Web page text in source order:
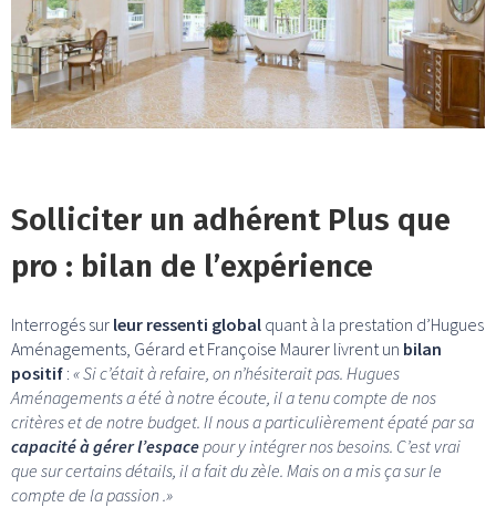
Solliciter un adhérent Plus que
pro : bilan de l’expérience
Interrogés sur leur ressenti global quant à la prestation d’Hugues
Aménagements, Gérard et Françoise Maurer livrent un bilan
positif : « Si c’était à refaire, on n’hésiterait pas. Hugues
Aménagements a été à notre écoute, il a tenu compte de nos
critères et de notre budget. Il nous a particulièrement épaté par sa
capacité à gérer l’espace pour y intégrer nos besoins. C’est vrai
que sur certains détails, il a fait du zèle. Mais on a mis ça sur le
compte de la passion .»